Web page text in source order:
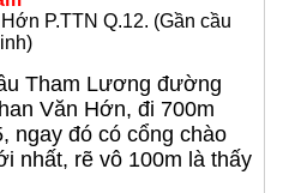
P.TTN Q.12. (Gần cầu
Tham Lương đường
Văn Hớn, đi 700m
ngay đó có cổng chào
nhất, rẽ vô 100m là thấy